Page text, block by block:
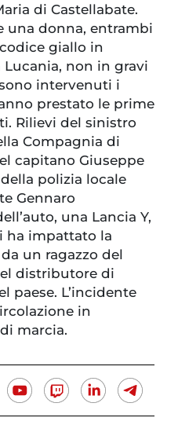
di Castellabate.
una donna, entrambi
giallo in
Lucania, non in gravi
intervenuti i
prestato le prime
Rilievi del sinistro
Compagnia di
capitano Giuseppe
polizia locale
Gennaro
una Lancia Y,
ha impattato la
un ragazzo del
distributore di
paese. L’incidente
in
marcia.